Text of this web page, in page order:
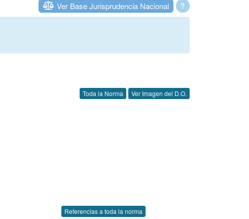
?
Ver Base Jurisprudencia Nacional
Toda la Norma Ver Imagen del D.O.
Referencias a toda la norma